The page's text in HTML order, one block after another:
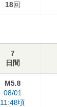
18回
7
日間
M5.8
08/01
11:48頃